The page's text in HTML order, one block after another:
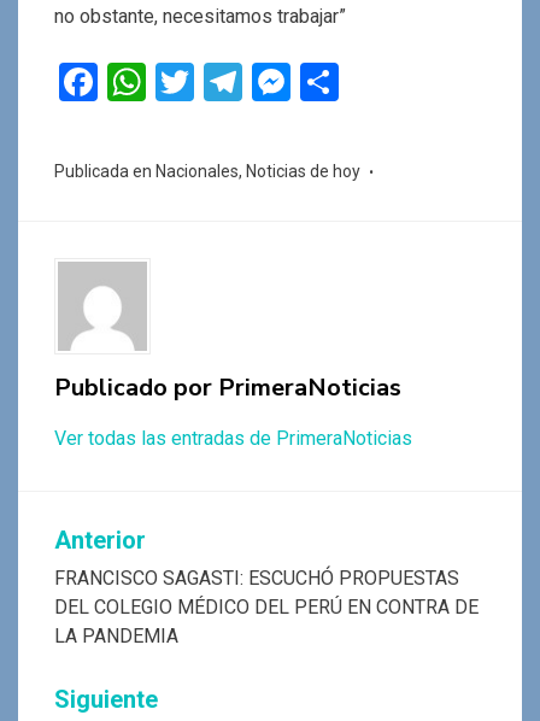
no obstante, necesitamos trabajar”
F
ce
o
k
W
at
p
T
tt
T
e
M
se m
Publicada en Nacionales, Noticias de hoy
Publicado por PrimeraNoticias
Ver todas las entradas de PrimeraNoticias
Navegación
de
entradas
Anterior
FRANCISCO SAGASTI: ESCUCHÓ PROPUESTAS
DEL COLEGIO MÉDICO DEL PERÚ EN CONTRA DE
LA PANDEMIA
Siguiente